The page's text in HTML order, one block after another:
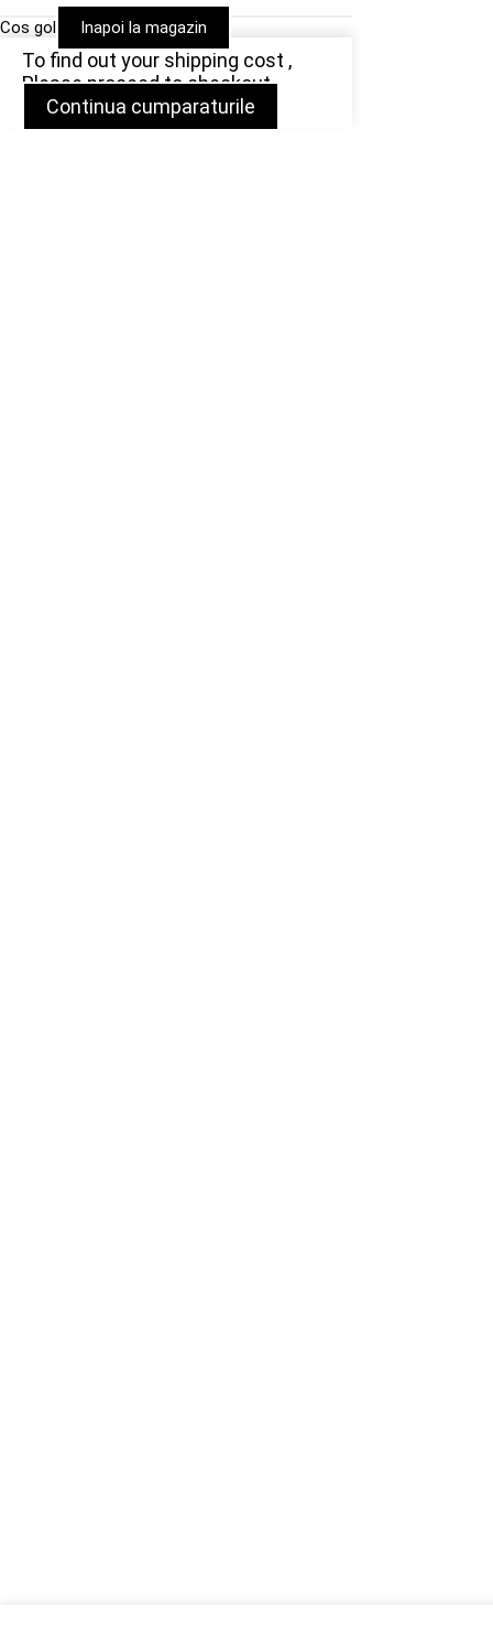
Cos gol Inapoi la magazin
To find out your shipping cost ,
Please proceed to checkout.
Continua cumparaturile